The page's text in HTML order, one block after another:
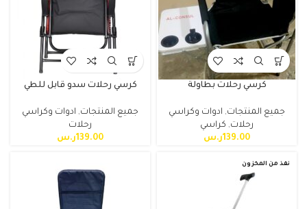
كرسي رحلات بطاولة
جميع المنتجات, ادوات وكراسي
رحلات, كراسي
139.00 ر.س
كرسي رحلات سدو قابل للطي
جميع المنتجات, ادوات وكراسي
رحلات
139.00 ر.س
نفذ من المخزون